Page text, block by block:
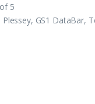
5
Plessey, GS1 DataBar,